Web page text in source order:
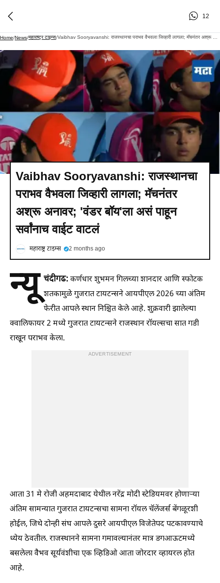
12
Home/News/महाराष्ट्र टाइम्स/
Vaibhav Sooryavanshi: राजस्थानचा
पराभव वैभवला जिव्हारी लागला; मॅचनंतर
अश्रू अनावर; 'वंडर बॉय'ला असं पाहून
सर्वांनाच वाईट वाटलं
महाराष्ट्र टाइम्स 2 months ago
न्यू चंदीगढ:कर्णधार शुभमन गिलच्या शानदार आणि स्फोटक
शतकामुळे गुजरात टायटन्सने आयपीएल 2026 च्या अंतिम
फेरीत आपले स्थान निश्चित केले आहे. शुक्रवारी झालेल्या
क्वालिफायर 2 मध्ये गुजरात टायटन्सने राजस्थान रॉयल्सचा सात गडी
राखून पराभव केला.
ADVERTISEMENT
आता 31 मे रोजी अहमदाबाद येथील नरेंद्र मोदी स्टेडियमवर होणाऱ्या
अंतिम सामन्यात गुजरात टायटन्सचा सामना रॉयल चॅलेंजर्स बेंगळूरशी
होईल, जिथे दोन्ही संघ आपले दुसरे आयपीएल विजेतेपद पटकावण्याचे
ध्येय ठेवतील. राजस्थानने सामना गमावल्यानंतर मात्र डगआऊटमध्ये
बसलेला वैभव सूर्यवंशीचा एक व्हिडिओ आता जोरदार व्हायरल होत
आहे.